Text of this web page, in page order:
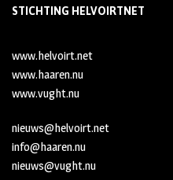
STICHTING HELVOIRTNET
www.helvoirt.net
www.haaren.nu
www.vught.nu
nieuws@helvoirt.net
info@haaren.nu
nieuws@vught.nu